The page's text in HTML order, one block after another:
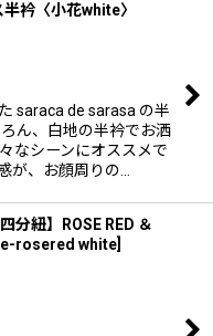
衿〈小花white〉
saraca de sarasa の半
ん、白地の半衿でお洒
なシーンにオススメで
が、お顔周りの…
分紐】ROSE RED ＆
rosered white